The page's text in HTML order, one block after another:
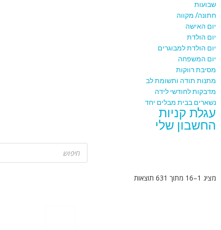
שבועות
חתונה/ מקווה
יום האישה
יום הולדת
יום הולדת למבוגרים
יום המשפחה
מסיבת רווקות
מתנות תודה ותשומת לב
מדבקות לחודשי לידה
נשארים בבית מבלים יחד
עגלת קניות
החשבון שלי
מציג 1–16 מתוך 631 תוצאות